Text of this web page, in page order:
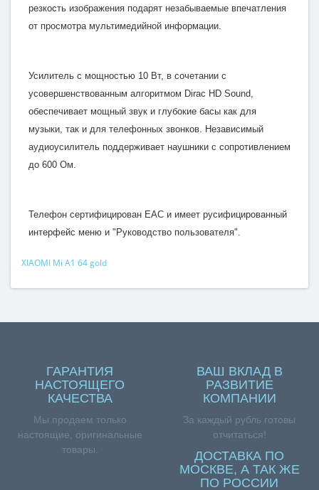
резкость изображения подарят незабываемые впечатления
от просмотра мультимедийной информации.
Усилитель с мощностью 10 Вт, в сочетании с
усовершенствованным алгоритмом Dirac HD Sound,
обеспечивает мощный звук и глубокие басы как для
музыки, так и для телефонных звонков. Независимый
аудиоусилитель поддерживает наушники с сопротивлением
до 600 Ом.
Телефон сертифицирован EAC и имеет русифицированный
интерфейс меню и "Руководство пользователя".
XIAOMI Mi A1 64 gold
ГАРАНТИЯ
НАСТОЯЩЕГО
КАЧЕСТВА
Мы продаем только
настоящие, оригинальные
товары.
ВАШ ВКЛАД В
РАЗВИТИЕ
КОМПАНИИ
За каждый рубль готовы
отчитаться!
ДОСТАВКА ПО
МОСКВЕ, А ТАК ЖЕ
ПО РОССИИ